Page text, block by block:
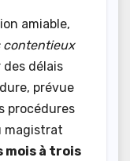
amiable,
contentieux
délais
prévue
procédures
magistrat
mois à trois